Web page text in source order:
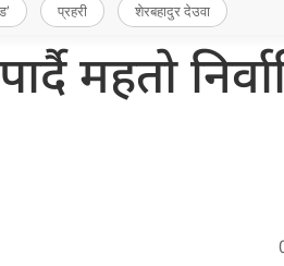
प्रहरी शेरबहादुर देउवा
महतो